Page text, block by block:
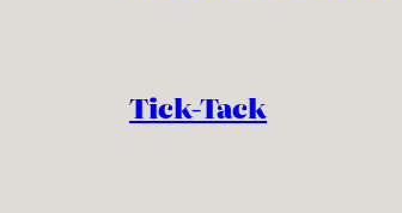
Tick-Tack